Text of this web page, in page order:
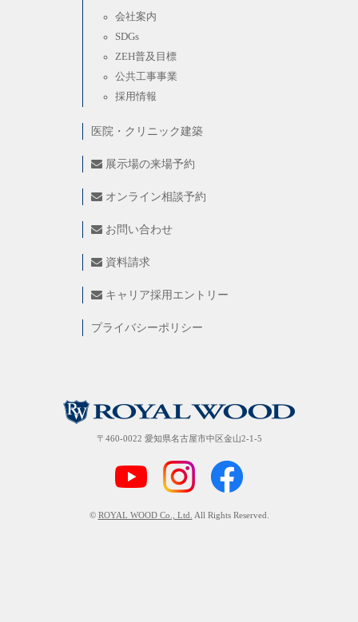
会社案内
SDGs
ZEH普及目標
公共工事事業
採用情報
医院・クリニック建築
展示場の来場予約
オンライン相談予約
お問い合わせ
資料請求
キャリア採用エントリー
プライバシーポリシー
〒460-0022 愛知県名古屋市中区金山2-1-5
© ROYAL WOOD Co., Ltd. All Rights Reserved.